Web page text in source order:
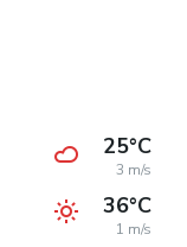
25°C
3 m/s
36°C
1 m/s